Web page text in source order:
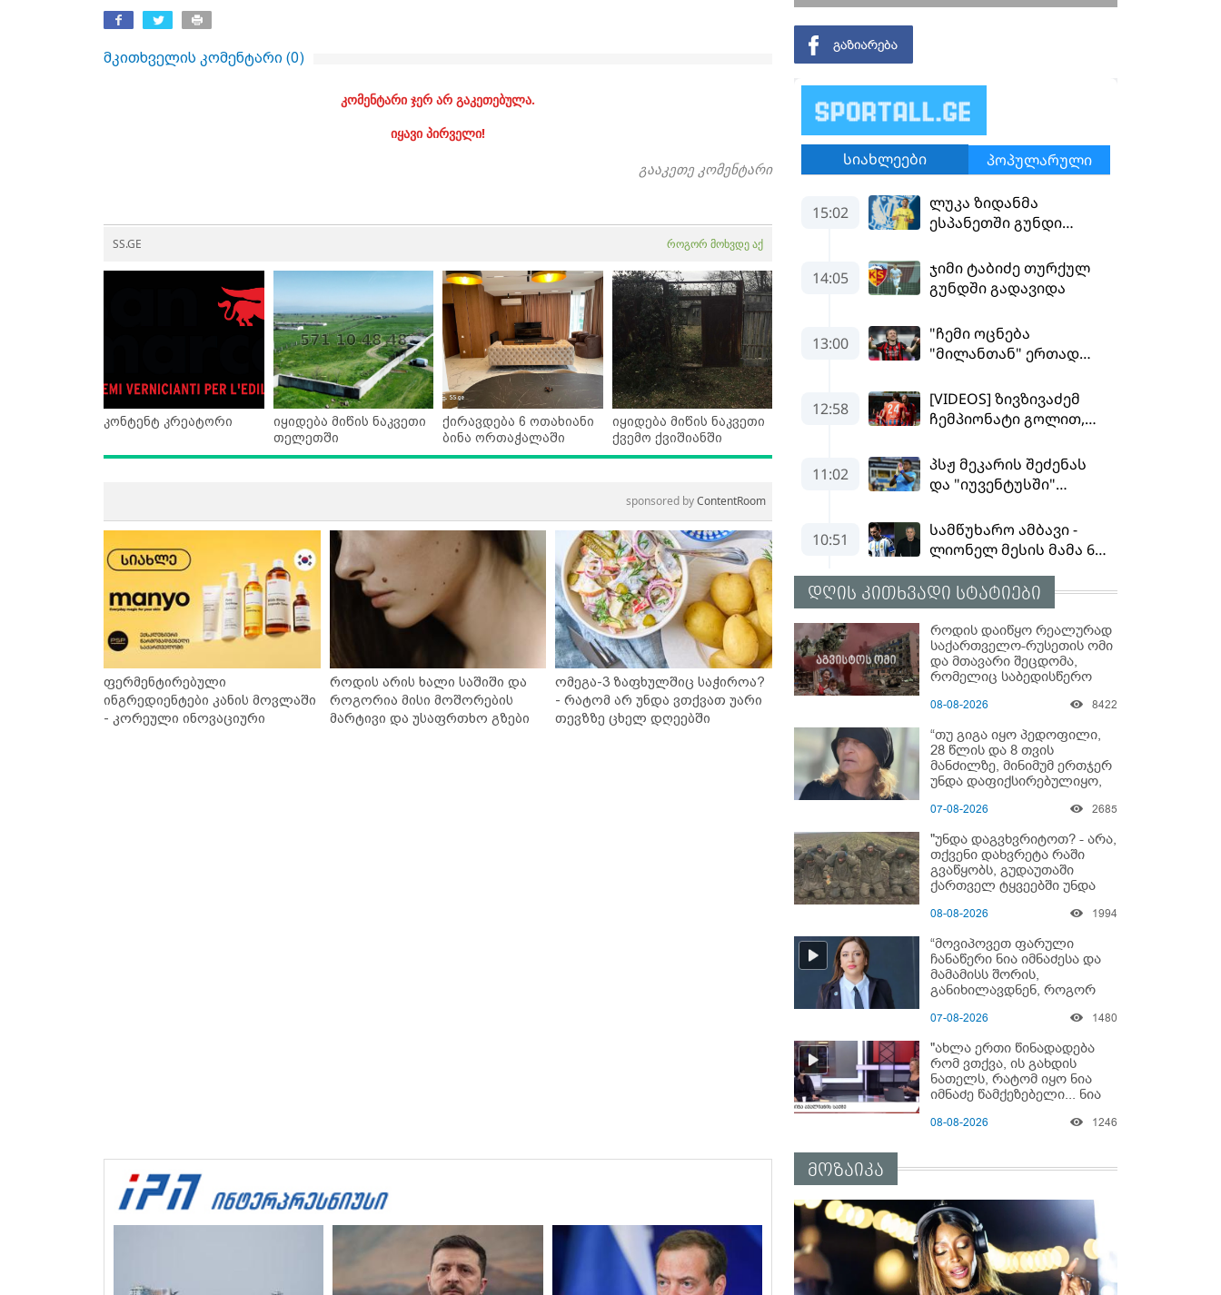
მკითხველის კომენტარი (0)
კომენტარი ჯერ არ გაკეთებულა.
იყავი პირველი!
გააკეთე კომენტარი
SS.GE როგორ მოხვდე აქ
კონტენტ კრეატორი
იყიდება მიწის ნაკვეთი
თელეთში
ქირავდება 6 ოთახიანი
ბინა ორთაჭალაში
იყიდება მიწის ნაკვეთი
ქვემო ქვიშიანში
sponsored byContentRoom
ფერმენტირებული
ინგრედიენტები კანის მოვლაში
- კორეული ინოვაციური
როდის არის ხალი საშიში და
როგორია მისი მოშორების
მარტივი და უსაფრთხო გზები
ომეგა-3 ზაფხულშიც საჭიროა?
- რატომ არ უნდა ვთქვათ უარი
თევზზე ცხელ დღეებში
დღის კითხვადი სტატიები
როდის დაიწყო რეალურად
საქართველო-რუსეთის ომი
და მთავარი შეცდომა,
რომელიც საბედისწერო
08-08-2026 8422
“თუ გიგა იყო პედოფილი,
28 წლის და 8 თვის
მანძილზე, მინიმუმ ერთჯერ
უნდა დაფიქსირებულიყო,
ამზადებდა მოსწავლეებს! -
ვისაც გიგა სექსუალურად
ავიწროებდა” - ეკა კუპატაძე
07-08-2026 2685
"უნდა დაგვხვრიტოთ? - არა,
თქვენი დახვრეტა რაში
გვაწყობს, გუდაუთაში
ქართველ ტყვეებში უნდა
08-08-2026 1994
“მოვიპოვეთ ფარული
ჩანაწერი ნია იმნაძესა და
მამამისს შორის,
განიხილავდნენ, როგორ
დანაშაული” - რას ამბობს
პროკურორი?
07-08-2026 1480
"ახლა ერთი წინადადება
რომ ვთქვა, ის გახდის
ნათელს, რატომ იყო ნია
იმნაძე წამქეზებელი... ნია
ინფორმაციაა ეს" - რას
08-08-2026 1246
მოზაიკა